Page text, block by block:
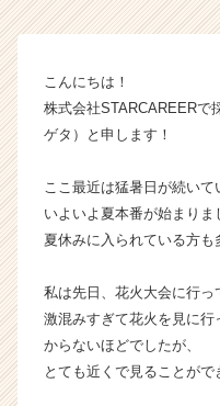
成
業
カ
ウ
ト
届
く
就
サ
こんにちは！
株式会社STARCAREERで
ゲタ）と申します！
ここ最近は猛暑日が続いて
いよいよ夏本番が始まりま
夏休みに入られている方も
私は先日、花火大会に行っ
激混みすぎて花火を見に
からないほどでしたが、
とても近くで見ることがで